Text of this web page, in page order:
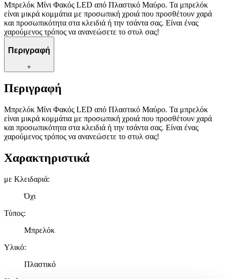
Μπρελόκ Μίνι Φακός LED από Πλαστικό Μαύρο. Τα μπρελόκ
είναι μικρά κομμάτια με προσωπική χροιά που προσθέτουν χαρά
και προσωπικότητα στα κλειδιά ή την τσάντα σας. Είναι ένας
χαρούμενος τρόπος να ανανεώσετε το στυλ σας!
Περιγραφή
+
Περιγραφή
Μπρελόκ Μίνι Φακός LED από Πλαστικό Μαύρο. Τα μπρελόκ
είναι μικρά κομμάτια με προσωπική χροιά που προσθέτουν χαρά
και προσωπικότητα στα κλειδιά ή την τσάντα σας. Είναι ένας
χαρούμενος τρόπος να ανανεώσετε το στυλ σας!
Χαρακτηριστικά
με Κλειδαριά:
Όχι
Τύπος:
Μπρελόκ
Υλικό:
Πλαστικό